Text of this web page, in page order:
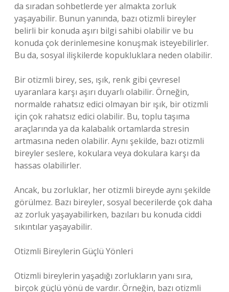
da sıradan sohbetlerde yer almakta zorluk
yaşayabilir. Bunun yanında, bazı otizmli bireyler
belirli bir konuda aşırı bilgi sahibi olabilir ve bu
konuda çok derinlemesine konuşmak isteyebilirler.
Bu da, sosyal ilişkilerde kopukluklara neden olabilir.
Bir otizmli birey, ses, ışık, renk gibi çevresel
uyaranlara karşı aşırı duyarlı olabilir. Örneğin,
normalde rahatsız edici olmayan bir ışık, bir otizmli
için çok rahatsız edici olabilir. Bu, toplu taşıma
araçlarında ya da kalabalık ortamlarda stresin
artmasına neden olabilir. Aynı şekilde, bazı otizmli
bireyler seslere, kokulara veya dokulara karşı da
hassas olabilirler.
Ancak, bu zorluklar, her otizmli bireyde aynı şekilde
görülmez. Bazı bireyler, sosyal becerilerde çok daha
az zorluk yaşayabilirken, bazıları bu konuda ciddi
sıkıntılar yaşayabilir.
Otizmli Bireylerin Güçlü Yönleri
Otizmli bireylerin yaşadığı zorlukların yanı sıra,
birçok güçlü yönü de vardır. Örneğin, bazı otizmli